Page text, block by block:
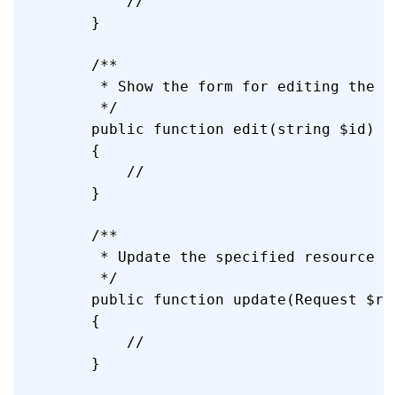
    }
    /**
* Show the form for editing the
     */
    public function edit(string $id)
    {
        //
    }
    /**
* Update the specified resource
     */
public function update(Request
    {
        //
    }